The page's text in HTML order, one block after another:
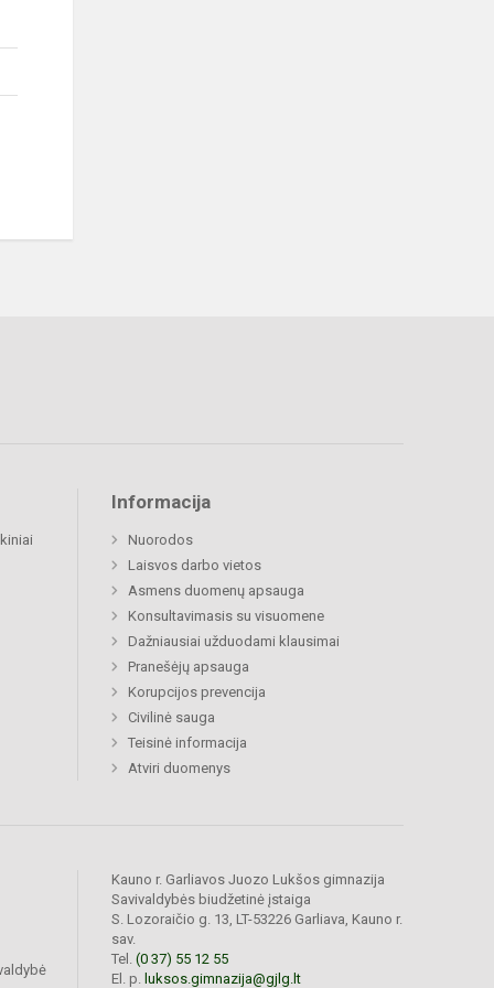
Informacija
Nuorodos
Laisvos darbo vietos
Asmens duomenų apsauga
Konsultavimasis su visuomene
Dažniausiai užduodami klausimai
Pranešėjų apsauga
Korupcijos prevencija
Civilinė sauga
Teisinė informacija
Atviri duomenys
Kauno r. Garliavos Juozo Lukšos gimnazija
Savivaldybės biudžetinė įstaiga
S. Lozoraičio g. 13, LT-53226 Garliava, Kauno r.
sav.
Tel. (0 37) 55 12 55
El. p. luksos.gimnazija@gjlg.lt